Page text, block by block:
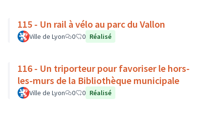
115 - Un rail à vélo au parc du Vallon
Ville de Lyon 0 0 Réalisé
116 - Un triporteur pour favoriser le hors-
les-murs de la Bibliothèque municipale
Ville de Lyon 0 0 Réalisé